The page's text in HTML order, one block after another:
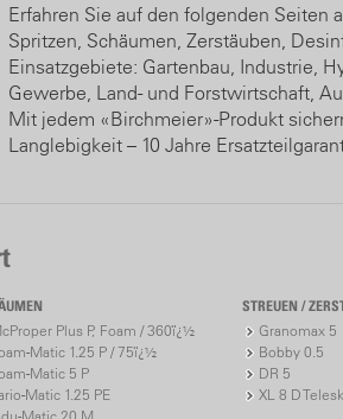
Erfahren Sie auf den folgenden Seiten
Spritzen, Schäumen, Zerstäuben,
Einsatzgebiete: Gartenbau, Industrie,
Gewerbe, Land- und Forstwirtschaft,
Mit jedem «Birchmeier»-Produkt
Langlebigkeit – 10 Jahre
Plus P, Foam / 360ï¿½
Matic 1.25 P / 75ï¿½
Matic 5 P
Matic 1.25 PE
STREUEN /
Granomax 5
Bobby 0.5
DR 5
XL 8 D